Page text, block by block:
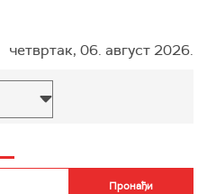
четвртак, 06. август 2026.